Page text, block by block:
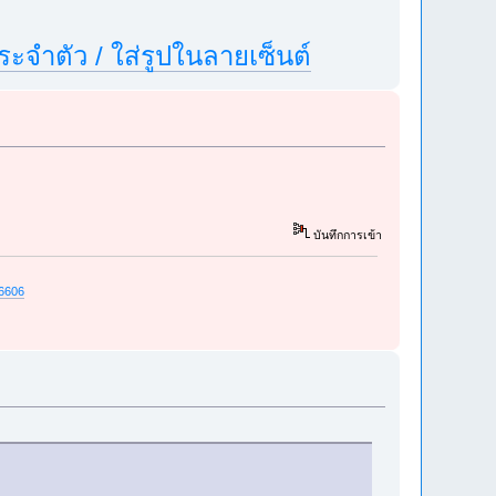
จำตัว / ใส่รูปในลายเซ็นต์
บันทึกการเข้า